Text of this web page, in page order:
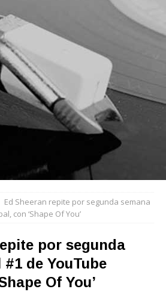
Ed Sheeran repite por segunda semana
con ‘Shape Of You’
por segunda
de YouTube
Of You’